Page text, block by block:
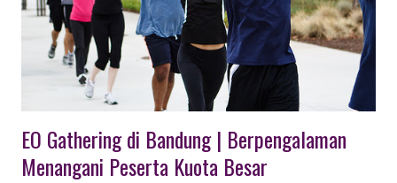
pada umumnya cukup dilaksanakan di kantor. Namun untuk
agenda pertemuan meeting tahunan atau dengan peserta dari
kota yang berbeda, perlu dikemas dengan konsep outing. Hal ini
lebih efektif, sekali...
EO Gathering di Bandung | Berpengalaman
Menangani Peserta Kuota Besar